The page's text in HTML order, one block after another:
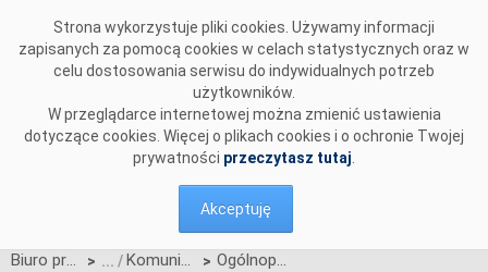
Strona wykorzystuje pliki cookies. Używamy informacji
zapisanych za pomocą cookies w celach statystycznych oraz w
celu dostosowania serwisu do indywidualnych potrzeb
użytkowników.
W przeglądarce internetowej można zmienić ustawienia
dotyczące cookies. Więcej o plikach cookies i o ochronie Twojej
prywatności przeczytasz tutaj
Akceptuję
Biuro prasowe > Komunikaty OSP > Ogólnopolski konkurs "Bezpieczniej z prądem" rozstrzygnięty!